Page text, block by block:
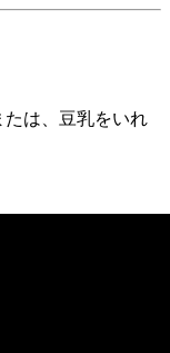
は、豆乳をいれ